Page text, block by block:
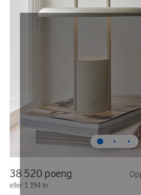
38 520 poeng
eller 1 194 kr